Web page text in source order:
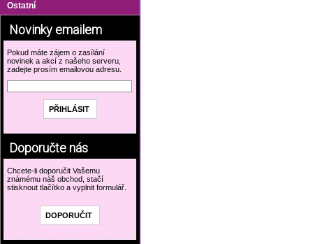
Ostatní
Novinky emailem
Pokud máte zájem o zasílání
novinek a akcí z našeho serveru,
zadejte prosím emailovou adresu.
Doporučte nás
Chcete-li doporučit Vašemu
známému náš obchod, stačí
stisknout tlačítko a vyplnit formulář.